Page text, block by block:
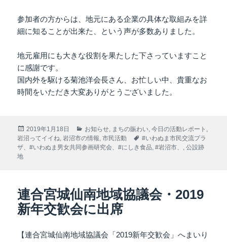
参加者の方からは、地元にある企業の具体な取組みを詳
細に知ることが出来た、という声が多数ありました。
地元雇用にも大きな役割を果たした下さっていますこと
に感謝です。
国内外を駆ける菊池洋会長さん、お忙しい中、貴重なお
時間をいただき大変ありがとうございました。
投
稿
日:
2019年1月18日
カ
テ
ゴ
お知らせ まちの賑わい ,今日の活動レポート
岩沼ってイイね ,岩沼市の情報 ,市民活動
タ
グ
#いわぬま市民交流プラ
ザ、#いわぬま男女共同参画研究会、#にしき食品 ,#岩沼市、 ,公設跡
地
連合宮城仙南地域協議会・2019
新年交歓会に出席
【連合宮城仙南地域協議会「2019新年交歓会」へまいり